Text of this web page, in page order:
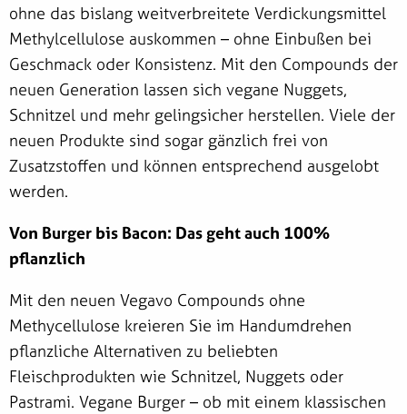
ohne das bislang weitverbreitete Verdickungsmittel
Methylcellulose auskommen – ohne Einbußen bei
Geschmack oder Konsistenz. Mit den Compounds der
neuen Generation lassen sich vegane Nuggets,
Schnitzel und mehr gelingsicher herstellen. Viele der
neuen Produkte sind sogar gänzlich frei von
Zusatzstoffen und können entsprechend ausgelobt
werden.
Von Burger bis Bacon: Das geht auch 100%
pflanzlich
Mit den neuen Vegavo Compounds ohne
Methycellulose kreieren Sie im Handumdrehen
pflanzliche Alternativen zu beliebten
Fleischprodukten wie Schnitzel, Nuggets oder
Pastrami. Vegane Burger – ob mit einem klassischen